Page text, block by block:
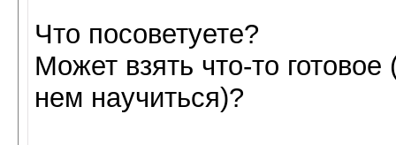
Что посоветуете?
Может взять что-то
нем научиться)?